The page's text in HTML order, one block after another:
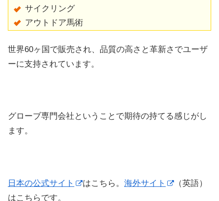
サイクリング
アウトドア馬術
世界60ヶ国で販売され、品質の高さと革新さでユーザ
ーに支持されています。
グローブ専門会社ということで期待の持てる感じがし
ます。
日本の公式サイト はこちら。 海外サイト
（英語）
はこちらです。